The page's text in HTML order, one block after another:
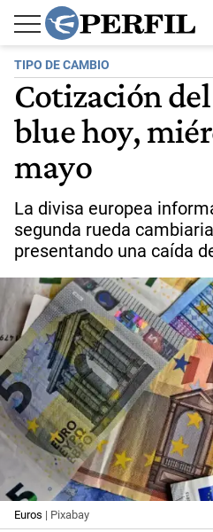
TIPO DE CAMBIO
Cotización
blue hoy,
mayo
La divisa europea
segunda rueda
presentando una caída
Euros | Pixabay